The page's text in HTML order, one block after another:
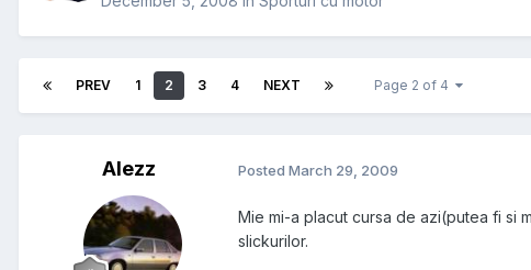
PREV 1 2 3 4 NEXT Page 2 of 4
Alezz Posted March 29, 2009
Mie mi-a placut cursa de azi(putea fi si
slickurilor.